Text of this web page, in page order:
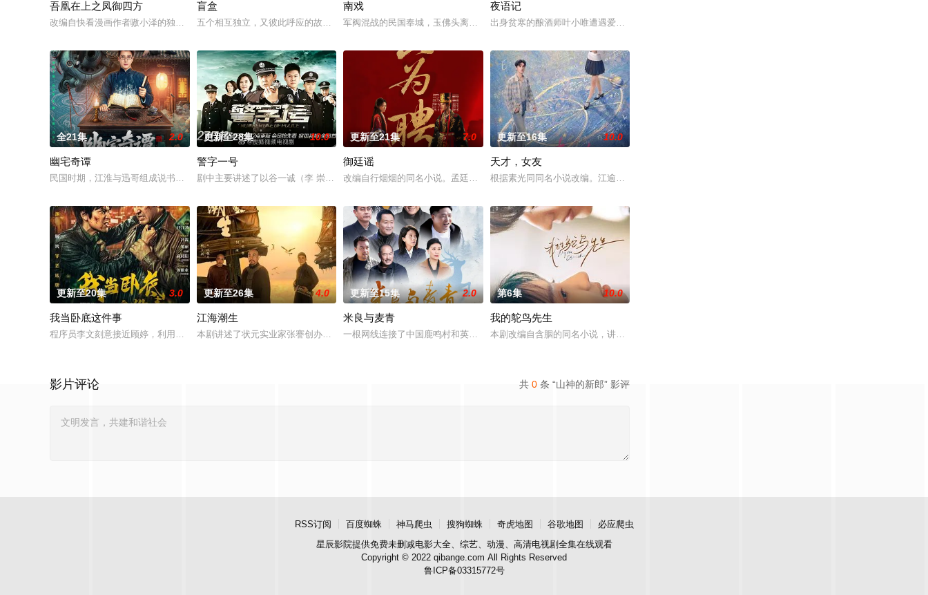
吾凰在上之凤御四方
改编自快看漫画作者嗷小泽的独家连载漫画《吾凰在上》。
盲盒
五个相互独立，又彼此呼应的故事——用一场精心策划的“夏令营”完成复仇的受害者；临终前与遗憾和解的“无用之人”；共享同一具躯体的人格“刮刮乐”
南戏
军阀混战的民国奉城，玉佛头离奇失窃，戏班主横尸戏台，将冷血少帅许又安与昆曲名伶荣筱楠推向不死不休的对立绝境。而他们不知，对方正是
夜语记
出身贫寒的酿酒师叶小唯遭遇爱人程桉、恩师林晚媚的双重背叛。她从恨意中涅槃重生，借私生女桑落的身份
全21集 2.0
幽宅奇谭
民国时期，江淮与迅哥组成说书班子，偶遇“白天人住屋，晚上鬼占房”的阴阳宅，江淮被掳走配“阴婚”。他与女探长穆英搭档，侦破阎王娶亲、五鬼运财、
更新至28集 10.0
警字一号
剧中主要讲述了以谷一诚（李 崇霄饰演）为代表的冀北市公安刑警用自己 的超凡的智慧与过人的勇气，屡破奇案、勇 擒元凶的故事，展现了人民警察的赤
更新至21集 7.0
御廷谣
改编自行烟烟的同名小说。孟廷辉，大平王朝有史以来个以女子进士科三元及第入翰林院的奇女子。十年前的她被他从死人堆里救出来，蓬头垢面
更新至16集 10.0
天才，女友
根据素光同同名小说改编。江逾白长大以后，林知夏忽然对他说：“江逾白，我喜欢你，哲学和生物学意义上
更新至20集 3.0
我当卧底这件事
程序员李文刻意接近顾婷，利用顾炎女儿奴的属性，请求老炮儿顾炎带自己用程序员身份卧底电诈集团以求查出未婚妻离奇死亡的真相。两人联手查出诈骗团伙
更新至26集 4.0
江海潮生
本剧讲述了状元实业家张謇创办大生企业，实业报国的故事。甲午战争后，国家蒙羞，张謇虽高中状元，却渴望寻求强国之路。他毅然弃政从商，殚精竭虑，创
更新至15集 2.0
米良与麦青
一根网线连接了中国鹿鸣村和英国牛津，麦香通过视频向米良宣告：婚不结了。鹿鸣村开了锅，村民大骂麦香是叛徒。麦香是婚前体检查出不孕症
第6集 10.0
我的鸵鸟先生
本剧改编自含胭的同名小说，讲述了邻家女孩庞倩（苏晓彤 饰）与童年时因一场意外落下身体残缺的少年顾
共 0 条 “山神的新郎” 影评
影片评论
RSS订阅 百度蜘蛛 神马爬虫 搜狗蜘蛛 奇虎地图 谷歌地图
必应爬虫
星辰影院提供免费未删减电影大全、综艺、动漫、高清电视剧全集在线观看
Copyright © 2022 qibange.com All Rights Reserved
鲁ICP备03315772号